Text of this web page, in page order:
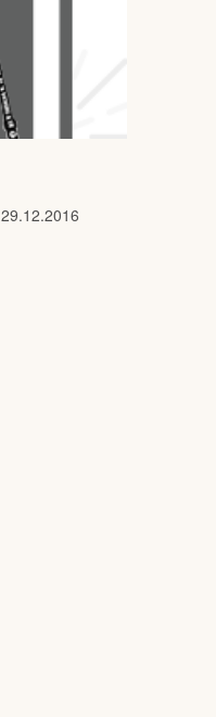
29.12.2016